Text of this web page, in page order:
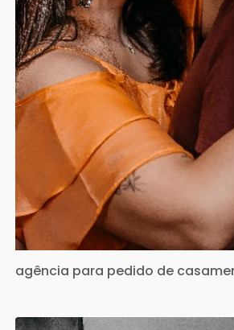
agência para pedido de